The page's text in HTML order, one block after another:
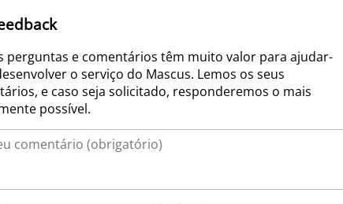
perguntas e comentários têm muito valor para ajudar-
o serviço do Mascus. Lemos os seus
e caso seja solicitado, responderemos o mais
possível.